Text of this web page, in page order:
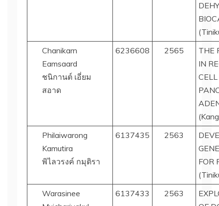
Chanikarn
Eamsaard
ชนิกานต์ เอี่ยม
สอาด
6236608 2565
THE
IN
Philaiwarong
Kamutira
พิไลวรงค์ กมุติรา
6137435 2563
FOR
Warasinee
6137433 2563